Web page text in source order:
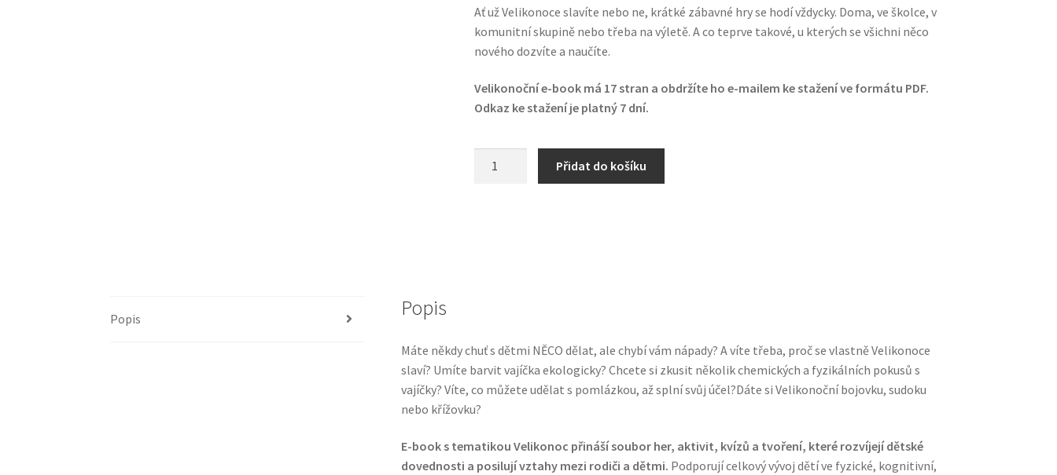
Ať už Velikonoce slavíte nebo ne, krátké zábavné hry se hodí vždycky. Doma, ve školce, v
komunitní skupině nebo třeba na výletě. A co teprve takové, u kterých se všichni něco
nového dozvíte a naučíte.
Velikonoční e-book má 17 stran a obdržíte ho e-mailem ke stažení ve formátu PDF.
Odkaz ke stažení je platný 7 dní.
Přidat do košíku
Popis Popis
Máte někdy chuť s dětmi NĚCO dělat, ale chybí vám nápady?A víte třeba, proč se vlastně Velikonoce
slaví? Umíte barvit vajíčka ekologicky?Chcete si zkusit několik chemických a fyzikálních pokusů s
vajíčky?Víte, co můžete udělat s pomlázkou, až splní svůj účel?Dáte si Velikonoční bojovku, sudoku
nebo křížovku?
E-book s tematikou Velikonoc přináší soubor her, aktivit, kvízů a tvoření, které rozvíjejí dětské
dovednosti a posilují vztahy mezi rodiči a dětmi. Podporují celkový vývoj dětí ve fyzické, kognitivní,